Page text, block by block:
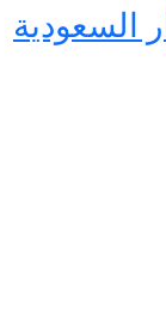
السعودية